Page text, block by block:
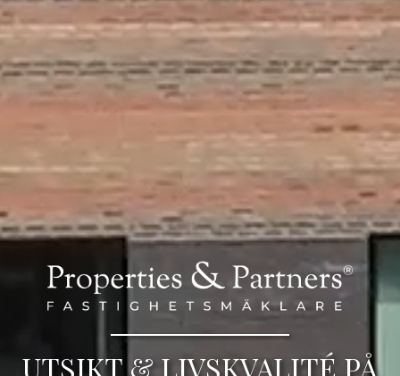
UTSIKT & LIVSKVALITÉ PÅ